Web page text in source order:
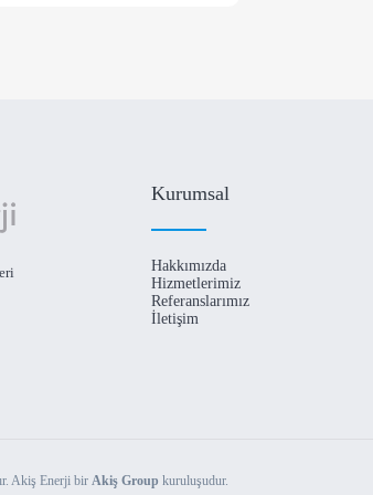
Kurumsal
Hakkımızda
Hizmetlerimiz
Referanslarımız
İletişim
Akiş Enerji birAkiş Group kuruluşudur.